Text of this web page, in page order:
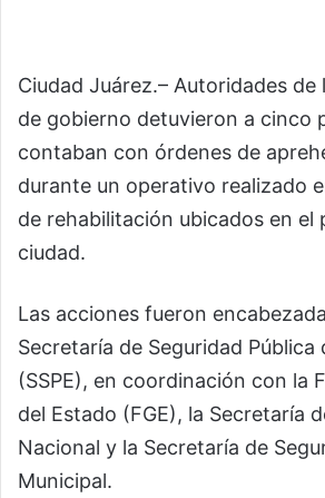
Ciudad Juárez.– Autoridades de
de gobierno detuvieron a cinco
contaban con órdenes de
durante un operativo realizado
de rehabilitación ubicados en el
ciudad.
Las acciones fueron
Secretaría de Seguridad Pública
(SSPE), en coordinación con la
del Estado (FGE), la Secretaría
Nacional y la Secretaría de
Municipal.